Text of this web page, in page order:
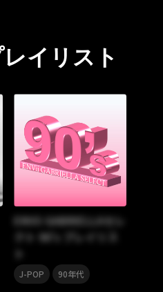
イリスト
ENVii GABRIELLAセレ
クト 90’s プレイリス
J-POP 90年代